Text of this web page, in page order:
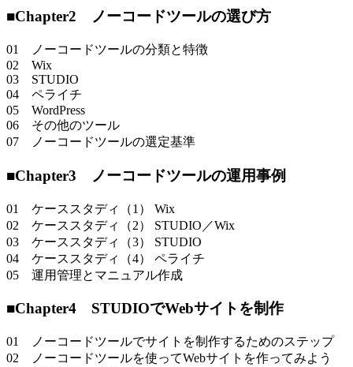
■Chapter2 ノーコードツールの選び方
01 ノーコードツールの分類と特徴
02 Wix
03 STUDIO
04 ペライチ
05 WordPress
06 その他のツール
07 ノーコードツールの選定基準
■Chapter3 ノーコードツールの運用事例
01 ケーススタディ（1） Wix
02 ケーススタディ（2） STUDIO／Wix
03 ケーススタディ（3） STUDIO
04 ケーススタディ（4） ペライチ
05 運用管理とマニュアル作成
■Chapter4 STUDIOでWebサイトを制作
01 ノーコードツールでサイトを制作するためのステップ
02 ノーコードツールを使ってWebサイトを作ってみよう